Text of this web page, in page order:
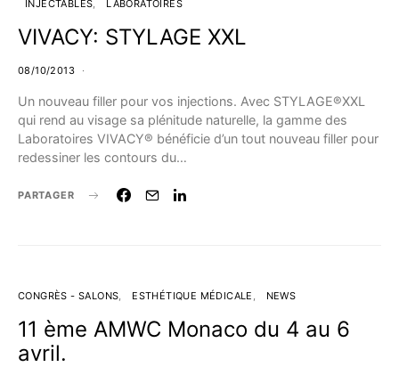
INJECTABLES LABORATOIRES
VIVACY: STYLAGE XXL
08/10/2013
Un nouveau filler pour vos injections. Avec STYLAGE®XXL
qui rend au visage sa plénitude naturelle, la gamme des
Laboratoires VIVACY® bénéficie d’un tout nouveau filler pour
redessiner les contours du…
PARTAGER
CONGRÈS - SALONS ESTHÉTIQUE MÉDICALE NEWS
11 ème AMWC Monaco du 4 au 6
avril.